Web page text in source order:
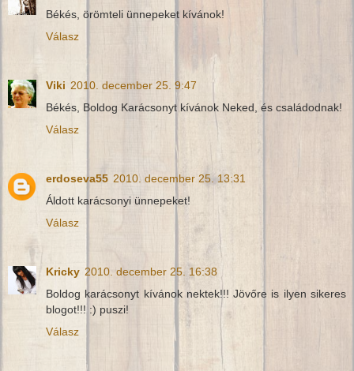
Békés, örömteli ünnepeket kívánok!
Válasz
Viki 2010. december 25. 9:47
Békés, Boldog Karácsonyt kívánok Neked, és családodnak!
Válasz
erdoseva55 2010. december 25. 13:31
Áldott karácsonyi ünnepeket!
Válasz
Kricky 2010. december 25. 16:38
Boldog karácsonyt kívánok nektek!!! Jövőre is ilyen sikeres
blogot!!! :) puszi!
Válasz